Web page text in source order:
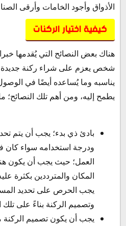
الأذواق وأجود الخامات وأرقى
كيفية اختيار الركنات
هناك بعض النصائح التي يُقدمها
شخص يعزم على شراء ركنة جديدة
يناسبه وما يُساعده أيضًا في
يطمح إليه، ومن أهم تلك النصائح؛
بادئ ذي بدء؛ يجب أن يتم
ودرجة استخدامه سواء كان
العمل؛ حيث يجب أن يكون
المكان والمترددين بكثرة
يجب الحرص على تحديد
وتصميم الركنة بناءً على
يجب أن يكون تصميم الركنة